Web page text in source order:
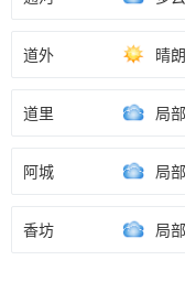
道外 晴朗
道里 局
阿城 局
香坊 局